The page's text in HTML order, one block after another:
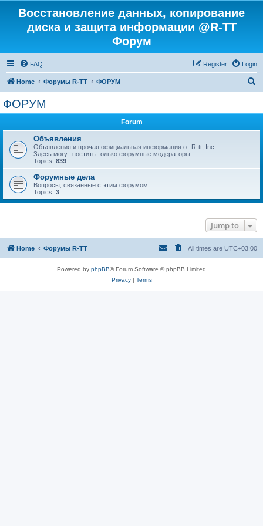
Восстановление данных, копирование
диска и защита информации @R-TT
Форум
FAQ Login
Register
Home Форумы R-TT ФОРУМ
ФОРУМ
Forum
Объявления
Объявления и прочая официальная информация от R-tt, Inc.
Здесь могут постить только форумные модераторы
Topics: 839
Форумные дела
Вопросы, связанные с этим форумом
Topics: 3
Jump to
Home Форумы R-TT All times are UTC+03:00
Powered by phpBB® Forum Software © phpBB Limited
Privacy| Terms